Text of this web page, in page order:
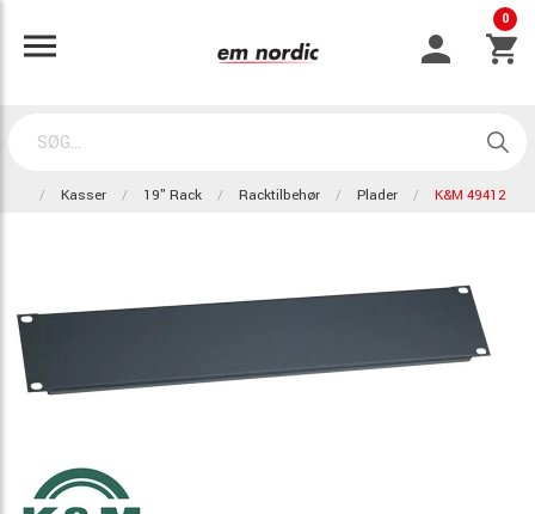
0
Kasser 19" Rack Racktilbehør Plader K&M 49412